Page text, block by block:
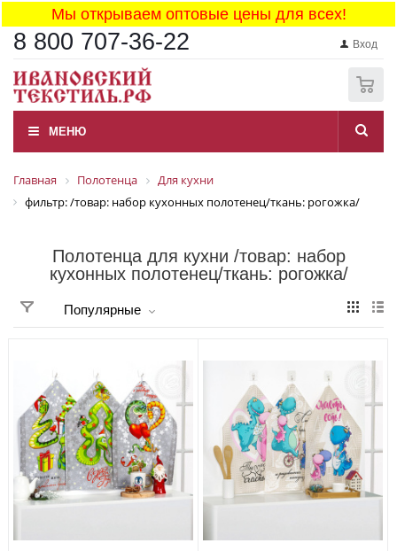
Мы открываем оптовые цены для всех!
8 800 707-36-22 Вход
МЕНЮ
Главная Полотенца
Для кухни
фильтр: /товар: набор кухонных полотенец/ткань: рогожка/
Полотенца для кухни /товар: набор
кухонных полотенец/ткань: рогожка/
Популярные